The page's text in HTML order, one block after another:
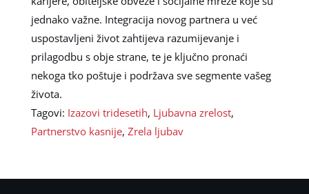
jednako važne. Integracija novog partnera u već
uspostavljeni život zahtijeva razumijevanje i
prilagodbu s obje strane, te je ključno pronaći
nekoga tko poštuje i podržava sve segmente vašeg
života.
Tagovi: Izazovi tridesetih, Ljubavna zrelost,
Partnerstvo kasnije, Zrela ljubav